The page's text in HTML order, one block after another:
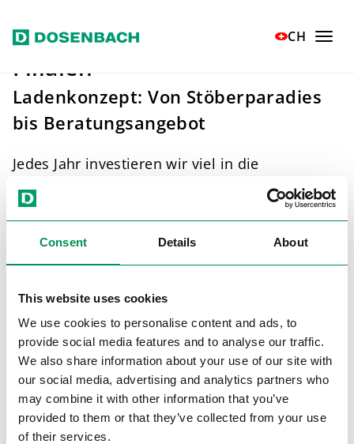
Consent Details About
This website uses cookies
We use cookies to personalise content and ads, to
provide social media features and to analyse our traffic.
We also share information about your use of our site with
our social media, advertising and analytics partners who
may combine it with other information that you’ve
provided to them or that they’ve collected from your use
of their services.
Zum Hauptinhalt springen CH
Filialen
Ladenkonzept: Von Stöberparadies
bis Beratungsangebot
Jedes Jahr investieren wir viel in die
Modernisierung unserer Läden und in die
Erschliessung attraktiver Standorte.
Grosszügige Verkaufsflächen, moderne
Lichtführung und übersichtliche
Warenpräsentation sorgen für ein rundum
gelungenes Einkaufserlebnis.